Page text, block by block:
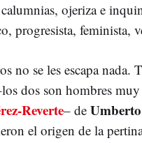
ojeriza e
progresista, feminista,
no se les escapa nada.
dos son hombres
Reverte– de
el origen de la